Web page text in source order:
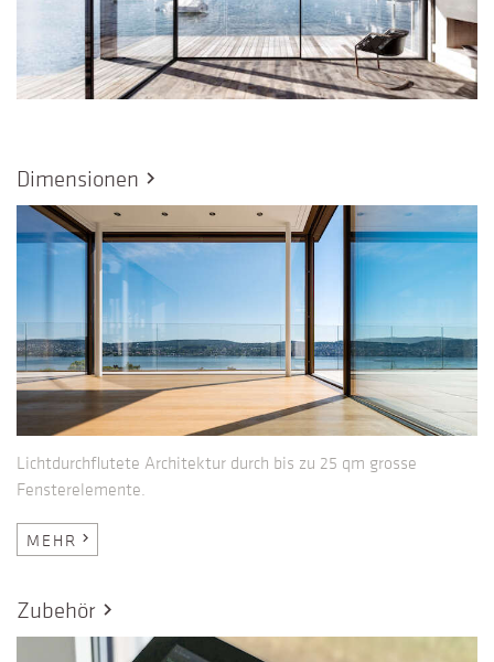
Dimensionen chevron_right
Lichtdurchflutete Architektur durch bis zu 25 qm grosse
Fensterelemente.
MEHR chevron_right
Zubehör chevron_right